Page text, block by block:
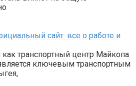
сайт: все о работе и
транспортный центр Майкопа
ключевым транспортным